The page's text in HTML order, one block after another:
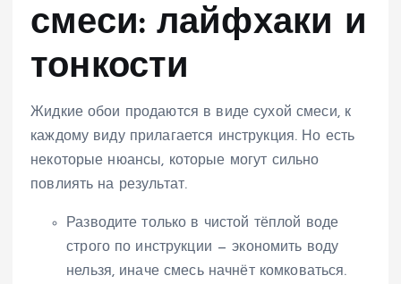
смеси: лайфхаки и
тонкости
Жидкие обои продаются в виде сухой смеси, к
каждому виду прилагается инструкция. Но есть
некоторые нюансы, которые могут сильно
повлиять на результат.
Разводите только в чистой тёплой воде
строго по инструкции — экономить воду
нельзя, иначе смесь начнёт комковаться.